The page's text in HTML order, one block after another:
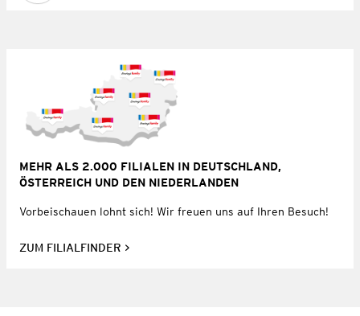
MEHR ALS 2.000 FILIALEN IN DEUTSCHLAND,
ÖSTERREICH UND DEN NIEDERLANDEN
Vorbeischauen lohnt sich! Wir freuen uns auf Ihren Besuch!
ZUM FILIALFINDER